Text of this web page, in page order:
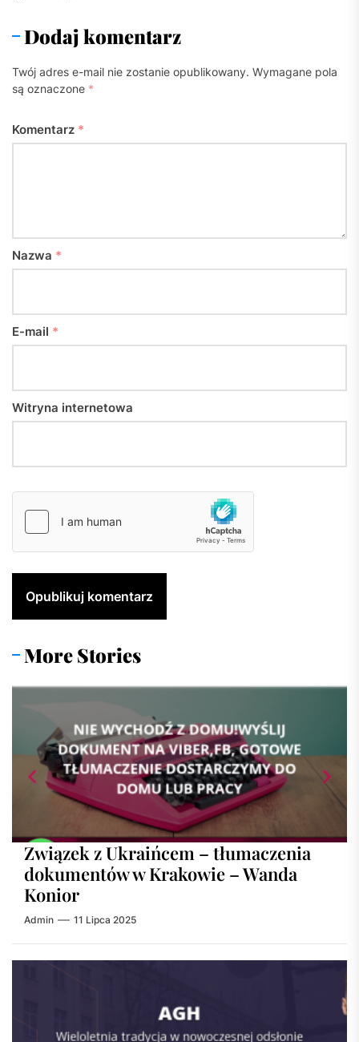
Dodaj komentarz
Twój adres e-mail nie zostanie opublikowany. Wymagane pola
są oznaczone *
Komentarz *
Nazwa *
E-mail *
Witryna internetowa
More Stories
Związek z Ukraińcem – tłumaczenia
dokumentów w Krakowie – Wanda
Konior
Admin 11 Lipca 2025